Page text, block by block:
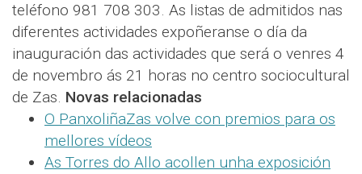
teléfono 981 708 303. As listas de admitidos nas
diferentes actividades expoñeranse o día da
inauguración das actividades que será o venres 4
de novembro ás 21 horas no centro sociocultural
de Zas. Novas relacionadas
O PanxoliñaZas volve con premios para os
mellores vídeos
As Torres do Allo acollen unha exposición